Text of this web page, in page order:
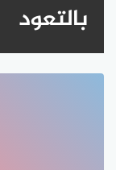
بالتعود